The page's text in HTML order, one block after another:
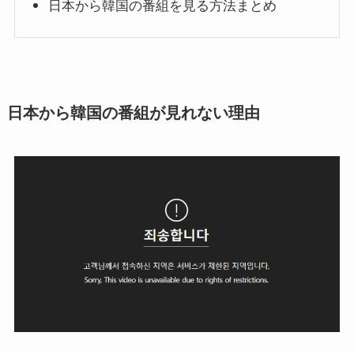
日本から韓国の番組を見る方法まとめ
日本から韓国の番組が見れない理由